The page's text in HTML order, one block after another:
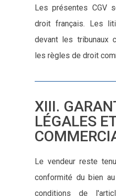
Les présentes CGV
droit français. Les
devant les tribunaux
les règles de droit
XIII.
LÉGALES
Le vendeur reste
conformité du bien
conditions de